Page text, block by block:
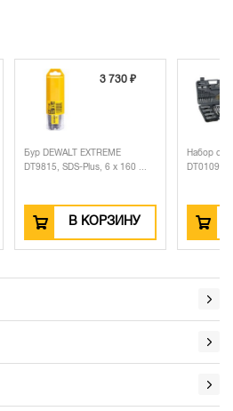
3 730 ₽
Бур DEWALT EXTREME
DT9815, SDS-Plus, 6 x 160 ...
В КОРЗИНУ
Набор
DT0109,